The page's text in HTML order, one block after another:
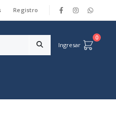
Registro
Ingresar
0